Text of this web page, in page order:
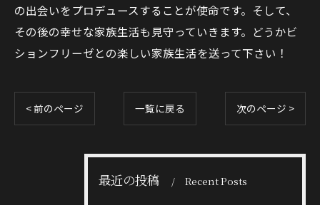
の出会いをプロデュースすることが使命です。そして、
その後の幸せな家族生活も見守っていきます。どうかビ
ションフリーゼとの楽しい家族生活を送って下さい！
< 前のページ 一覧に戻る 次のページ >
最近の投稿 Recent Posts